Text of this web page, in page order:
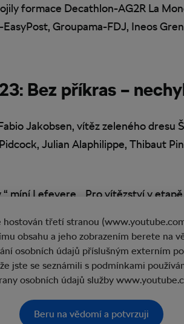
formace Decathlon-AG2R La
Groupama-FDJ, Ineos
Bez příkras –
Jakobsen, vítěz zeleného dresu
Julian Alaphilippe, Thibaut
míní Lefevere. „Pro vítězství v
život, rodinu,“ vykládá Matej
jednu etapu. „Miluju to riziko,
Ineos Grenadiers.
hostován třetí stranou
obsahu a jeho zobrazením berete na
osobních údajů příslušným externím
jste se seznámili s podmínkami
osobních údajů služby
Beru na vědomí a potvrzuji
v podobě nedokončené Tour de
zkrvaveného Fabio